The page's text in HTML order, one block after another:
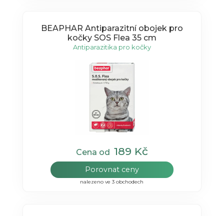
BEAPHAR Antiparazitní obojek pro
kočky SOS Flea 35 cm
Antiparazitika pro kočky
Cena od 189 Kč
Porovnat ceny
nalezeno ve 3 obchodech